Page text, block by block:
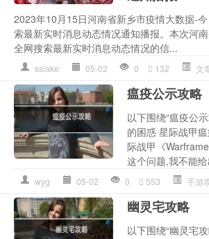
2023年10月15日河南省新乡市疫情大数据-
索最新实时消息动态情况通知播报。本次河
全网搜索最新实时消息动态情况的信...
sslake 05-02 0 132 文
瘟疫公示攻略
以下围绕“瘟疫公
的困惑 星际战甲
际战甲《
这个问题,我不能
wyg 05-02 0 553 手游
幽灵宅攻略
以下围绕“幽灵宅